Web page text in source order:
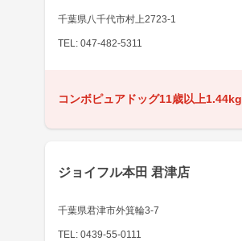
千葉県八千代市村上2723-1
TEL: 047-482-5311
コンボピュアドッグ11歳以上1.44kg
ジョイフル本田 君津店
千葉県君津市外箕輪3-7
TEL: 0439-55-0111